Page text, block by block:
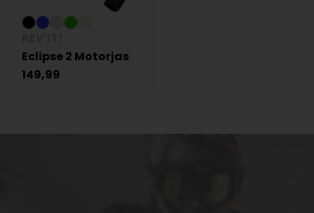
Eclipse 2 Motorjas
149,99